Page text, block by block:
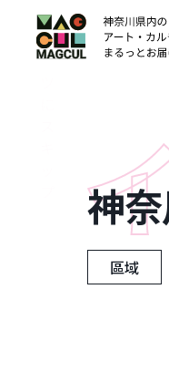
ン
テ
ン
神
區域